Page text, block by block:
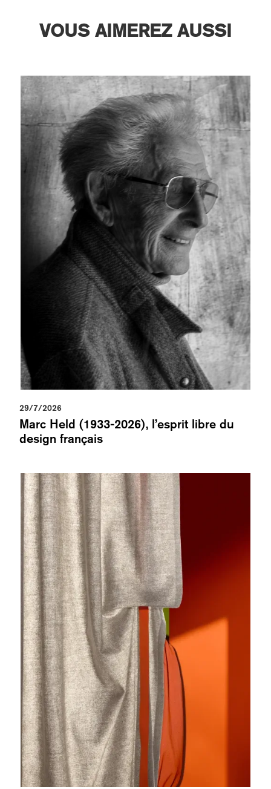
VOUS AIMEREZ AUSSI
29/7/2026
Marc Held (1933-2026), l’esprit libre du
design français